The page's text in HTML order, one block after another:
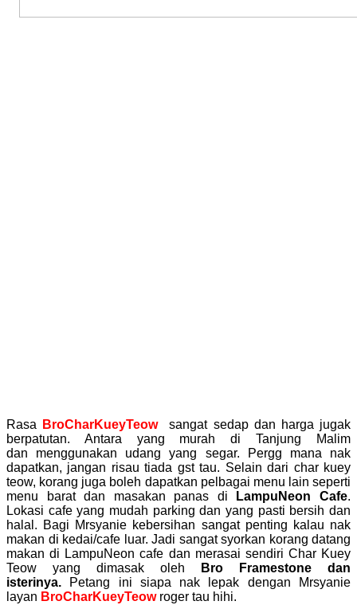
Rasa BroCharKueyTeowsangat sedap dan harga jugak
berpatutan. Antara yang murah di Tanjung Malim
dan menggunakan udang yang segar. Pergg mana nak
dapatkan, jangan risau tiada gst tau. Selain dari char kuey
teow, korang juga boleh dapatkan pelbagai menu lain seperti
menu barat dan masakan panas di
LampuNeon Cafe.
Lokasi cafe yang mudah parking dan yang pasti bersih dan
halal. Bagi Mrsyanie kebersihan sangat penting kalau nak
makan di kedai/cafe luar. Jadi sangat syorkan korang datang
makan di LampuNeon cafe dan merasai sendiri Char Kuey
Teow yang dimasak oleh
Bro Framestone dan
isterinya.
Petang ini siapa nak lepak dengan Mrsyanie
layan BroCharKueyTeowroger tau hihi.